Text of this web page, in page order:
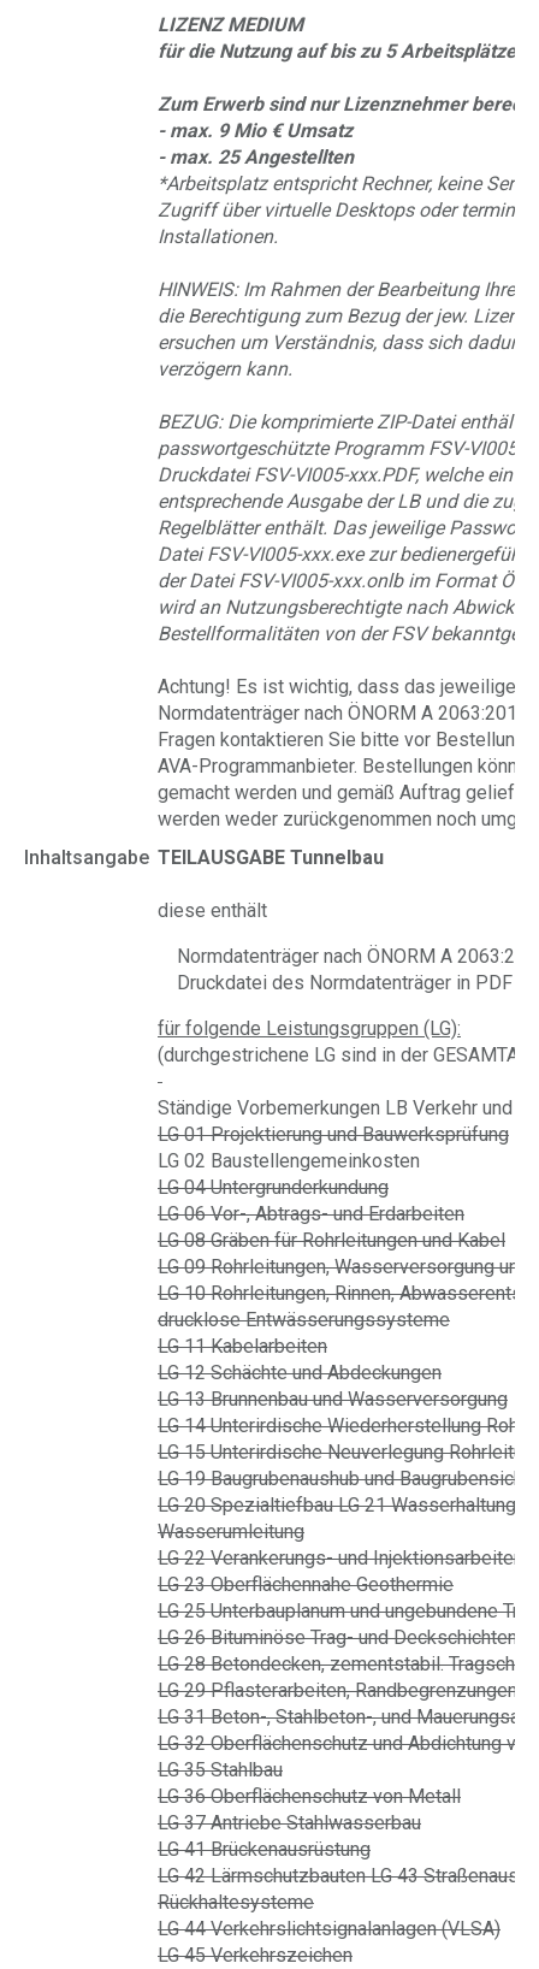
LIZENZ MEDIUM
für die Nutzung auf bis zu 5 Arbeitsplätzen*
Zum Erwerb sind nur Lizenznehmer
- max. 9 Mio € Umsatz
- max. 25 Angestellten
*Arbeitsplatz entspricht Rechner, keine
Zugriff über virtuelle Desktops oder
Installationen.
HINWEIS: Im Rahmen der Bearbeitung Ihrer
die Berechtigung zum Bezug der jew. Lizenz
ersuchen um Verständnis, dass sich
verzögern kann.
BEZUG: Die komprimierte ZIP-Datei enthält
passwortgeschützte Programm FSV-VI005-
Druckdatei FSV-VI005-xxx.PDF, welche ein
entsprechende Ausgabe der LB und die
Regelblätter enthält. Das jeweilige Passwort
Datei FSV-VI005-xxx.exe zur
der Datei FSV-VI005-xxx.onlb im Format
wird an Nutzungsberechtigte nach
Bestellformalitäten von der FSV
Achtung! Es ist wichtig, dass das jeweilige
Normdatenträger nach ÖNORM A
Fragen kontaktieren Sie bitte vor Bestellung
AVA-Programmanbieter. Bestellungen
gemacht werden und gemäß Auftrag
werden weder zurückgenommen noch
Inhaltsangabe TEILAUSGABE Tunnelbau
diese enthält
Normdatenträger nach ÖNORM A
Druckdatei des Normdatenträger in PDF
für folgende Leistungsgruppen (LG):
(durchgestrichene LG sind in der
Ständige Vorbemerkungen LB Verkehr und
LG 01 Projektierung und Bauwerksprüfung
LG 02 Baustellengemeinkosten
LG 04 Untergrunderkundung
LG 06 Vor-, Abtrags- und Erdarbeiten
LG 08 Gräben für Rohrleitungen und Kabel
LG 09 Rohrleitungen, Wasserversorgung und
LG 10 Rohrleitungen, Rinnen,
drucklose Entwässerungssysteme
LG 11 Kabelarbeiten
LG 12 Schächte und Abdeckungen
LG 13 Brunnenbau und Wasserversorgung
LG 14 Unterirdische Wiederherstellung
LG 15 Unterirdische Neuverlegung
LG 19 Baugrubenaushub und
LG 20 Spezialtiefbau LG 21 Wasserhaltung
Wasserumleitung
LG 22 Verankerungs- und Injektionsarbeiten
LG 23 Oberflächennahe Geothermie
LG 25 Unterbauplanum und ungebundene
LG 26 Bituminöse Trag- und Deckschichten
LG 28 Betondecken, zementstabil.
LG 29 Pflasterarbeiten, Randbegrenzungen
LG 31 Beton-, Stahlbeton-, und
LG 32 Oberflächenschutz und Abdichtung
LG 35 Stahlbau
LG 36 Oberflächenschutz von Metall
LG 37 Antriebe Stahlwasserbau
LG 41 Brückenausrüstung
LG 42 Lärmschutzbauten LG 43
Rückhaltesysteme
LG 44 Verkehrslichtsignalanlagen (VLSA)
LG 45 Verkehrszeichen